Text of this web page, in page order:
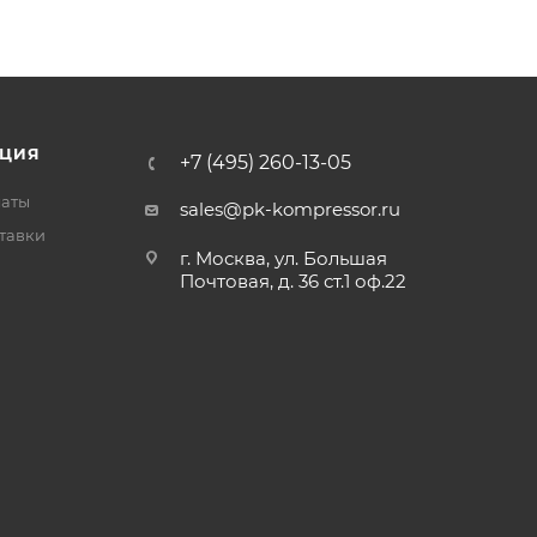
+7 (495) 260-13-05
sales@pk-kompressor.ru
г. Москва, ул. Большая
Почтовая, д. 36 ст.1 оф.22